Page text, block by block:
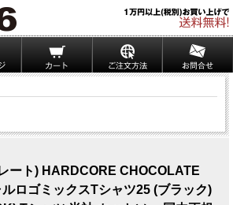
ート) HARDCORE CHOCOLATE
ロゴミックスTシャツ25 (ブラック)